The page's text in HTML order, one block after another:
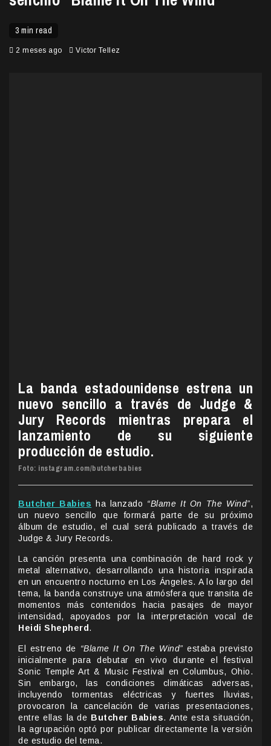
3 min read
2 meses ago Victor Tellez
La banda estadounidense estrena un
nuevo sencillo a través de Judge &
Jury Records mientras prepara el
lanzamiento de su siguiente
producción de estudio.
Foto: instagram.com/butcherbabies
Butcher Babies ha lanzado “Blame It On The Wind”,
un nuevo sencillo que formará parte de su próximo
álbum de estudio, el cual será publicado a través de
Judge & Jury Records.
La canción presenta una combinación de hard rock y
metal alternativo, desarrollando una historia inspirada
en un encuentro nocturno en Los Ángeles. A lo largo del
tema, la banda construye una atmósfera que transita de
momentos más contenidos hacia pasajes de mayor
intensidad, apoyados por la interpretación vocal de
Heidi Shepherd .
El estreno de “Blame It On The Wind” estaba previsto
inicialmente para debutar en vivo durante el festival
Sonic Temple Art & Music Festival en Columbus, Ohio.
Sin embargo, las condiciones climáticas adversas,
incluyendo tormentas eléctricas y fuertes lluvias,
provocaron la cancelación de varias presentaciones,
entre ellas la de Butcher Babies. Ante esta situación,
la agrupación optó por publicar directamente la versión
de estudio del tema.